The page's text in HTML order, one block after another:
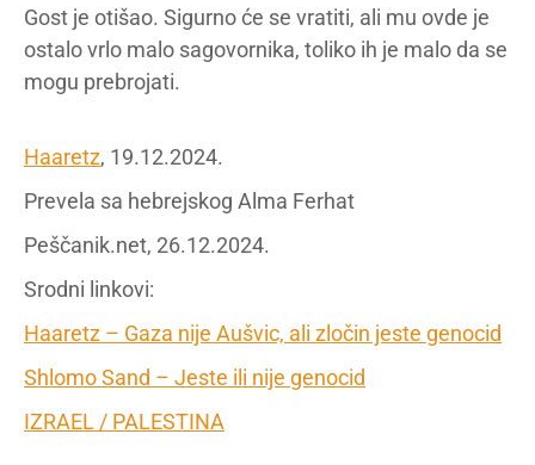
Gost je otišao. Sigurno će se vratiti, ali mu ovde je
ostalo vrlo malo sagovornika, toliko ih je malo da se
mogu prebrojati.
Haaretz, 19.12.2024.
Prevela sa hebrejskog Alma Ferhat
Peščanik.net, 26.12.2024.
Srodni linkovi:
Haaretz – Gaza nije Aušvic, ali zločin jeste genocid
Shlomo Sand – Jeste ili nije genocid
IZRAEL / PALESTINA